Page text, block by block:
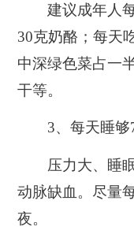
建议成年人每
30克奶酪；每天
中深绿色菜占一
干等。
3、每天睡够
压力大、睡眠
动脉缺血。尽量
夜。